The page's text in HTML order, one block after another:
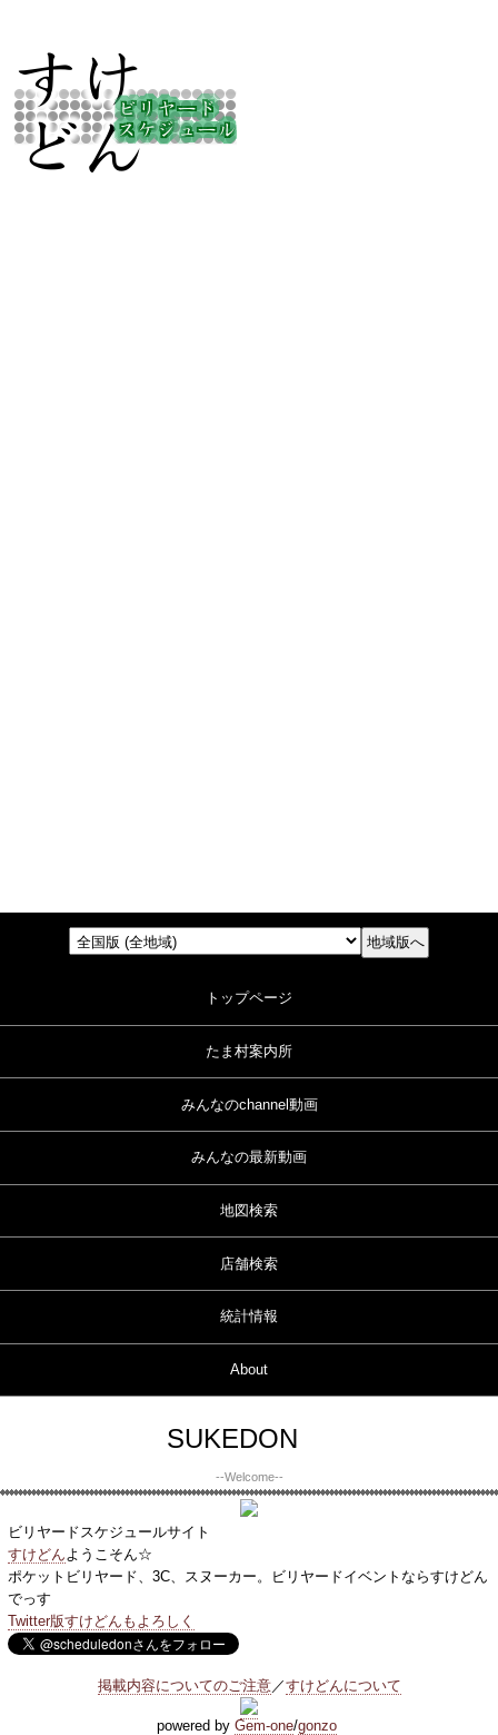
トップページ
たま村案内所
みんなのchannel動画
みんなの最新動画
地図検索
店舗検索
統計情報
About
SUKEDON
--Welcome--
ビリヤードスケジュールサイト
すけどんようこそん☆
ポケットビリヤード、3C、スヌーカー。ビリヤードイベントならすけどん
でっす
Twitter版すけどんもよろしく
掲載内容についてのご注意／すけどんについて
powered by Gem-one/gonzo